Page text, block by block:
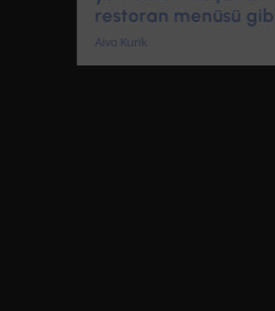
Aivo Kurik